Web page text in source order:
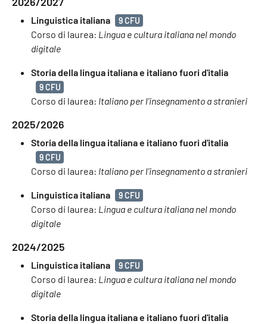
Linguistica italiana 9 CFU
Corso di laurea: Lingua e cultura italiana nel mondo
digitale
Storia della lingua italiana e italiano fuori d'italia
9 CFU
Corso di laurea: Italiano per l'insegnamento a stranieri
2025/2026
Storia della lingua italiana e italiano fuori d'italia
9 CFU
Corso di laurea: Italiano per l'insegnamento a stranieri
Linguistica italiana 9 CFU
Corso di laurea: Lingua e cultura italiana nel mondo
digitale
2024/2025
Linguistica italiana 9 CFU
Corso di laurea: Lingua e cultura italiana nel mondo
digitale
Storia della lingua italiana e italiano fuori d'italia